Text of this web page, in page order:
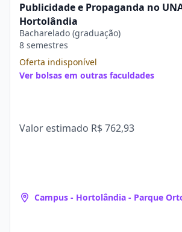
Publicidade e Propaganda no
Hortolândia
Bacharelado (graduação)
8 semestres
Oferta indisponível
Ver bolsas em outras faculdades
Valor estimado R$ 762,93
Campus - Hortolândia - Parque Ortolândia